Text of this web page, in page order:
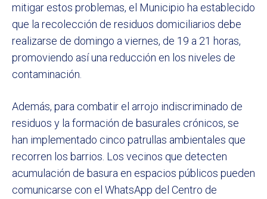
mitigar estos problemas, el Municipio ha establecido
que la recolección de residuos domiciliarios debe
realizarse de domingo a viernes, de 19 a 21 horas,
promoviendo así una reducción en los niveles de
contaminación.
Además, para combatir el arrojo indiscriminado de
residuos y la formación de basurales crónicos, se
han implementado cinco patrullas ambientales que
recorren los barrios. Los vecinos que detecten
acumulación de basura en espacios públicos pueden
comunicarse con el WhatsApp del Centro de